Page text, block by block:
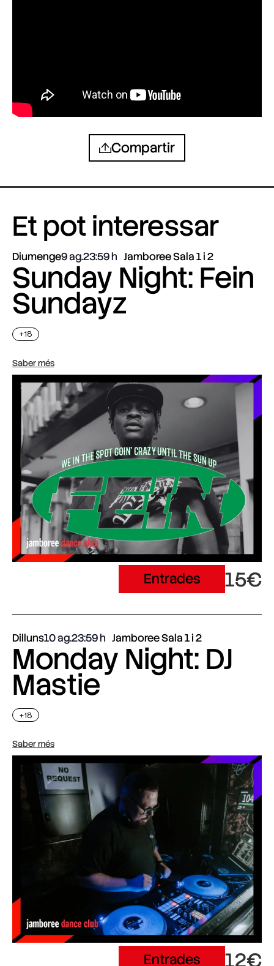
Compartir
Et pot interessar
Diumenge9 ag.23:59 Jamboree Sala 1 i 2
Sunday Night: Fein
Sundayz
+18
Saber més
Entrades 15€
Dilluns10 ag.23:59 Jamboree Sala 1 i 2
Monday Night: DJ
Mastie
+18
Saber més
Entrades 12€